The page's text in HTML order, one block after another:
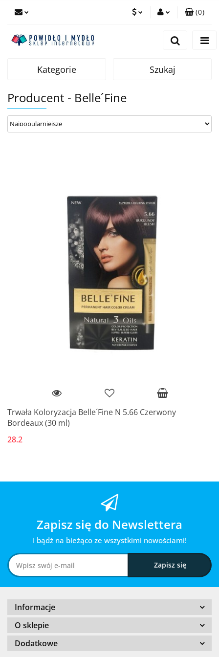
Dodaj zgłoszenie
(0)
Kategorie Szukaj
Producent - Belle´Fine
Trwała Koloryzacja Belle´Fine N 5.66 Czerwony
Bordeaux (30 ml)
28.2
Zapisz się do Newslettera
I bądź na bieżąco ze wszystkimi nowościami!
Informacje
O sklepie
Dodatkowe